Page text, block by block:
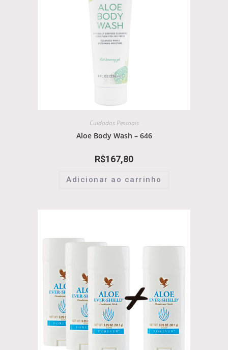
Cuidados Pessoais
Aloe Body Wash – 646
R$167,80
Adicionar ao carrinho